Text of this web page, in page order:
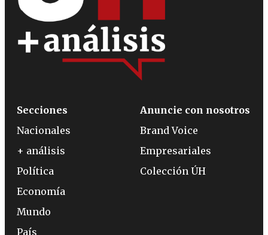
Secciones
Nacionales
+ análisis
Política
Economía
Mundo
País
Anuncie con nosotros
Brand Voice
Empresariales
Colección ÚH